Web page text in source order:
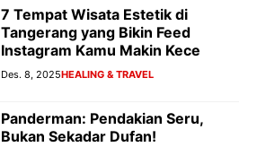
7 Tempat Wisata Estetik di
Tangerang yang Bikin Feed
Instagram Kamu Makin Kece
Des. 8, 2025HEALING & TRAVEL
Panderman: Pendakian Seru,
Bukan Sekadar Dufan!